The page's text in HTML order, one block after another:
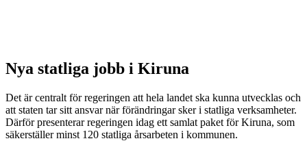
Nya statliga jobb i Kiruna
Det är centralt för regeringen att hela landet ska kunna utvecklas och
att staten tar sitt ansvar när förändringar sker i statliga verksamheter.
Därför presenterar regeringen idag ett samlat paket för Kiruna, som
säkerställer minst 120 statliga årsarbeten i kommunen.